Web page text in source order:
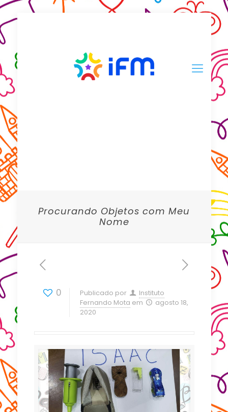
Procurando Objetos com Meu
Nome
0 Publicado por
Instituto
Fernando Mota em
agosto 18,
2020